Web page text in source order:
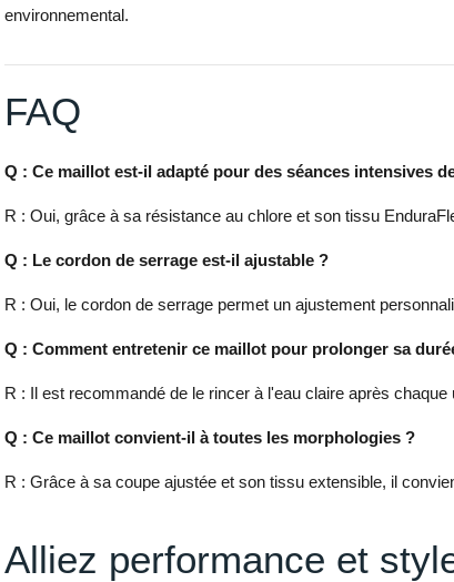
environnemental.
FAQ
Q : Ce maillot est-il adapté pour des séances intensives
R : Oui, grâce à sa résistance au chlore et son tissu
Q : Le cordon de serrage est-il ajustable ?
R : Oui, le cordon de serrage permet un ajustement
Q : Comment entretenir ce maillot pour prolonger sa
R : Il est recommandé de le rincer à l'eau claire après
Q : Ce maillot convient-il à toutes les morphologies ?
R : Grâce à sa coupe ajustée et son tissu extensible, il
Alliez performance et